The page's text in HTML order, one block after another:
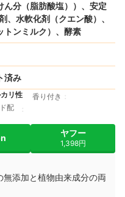
ん分（脂肪酸塩））、安定
、水軟化剤（クエン酸）、
トンミルク）、酵素
済み
リ性
香り付き
配
ヤフー
1,398円
添加と植物由来成分の両